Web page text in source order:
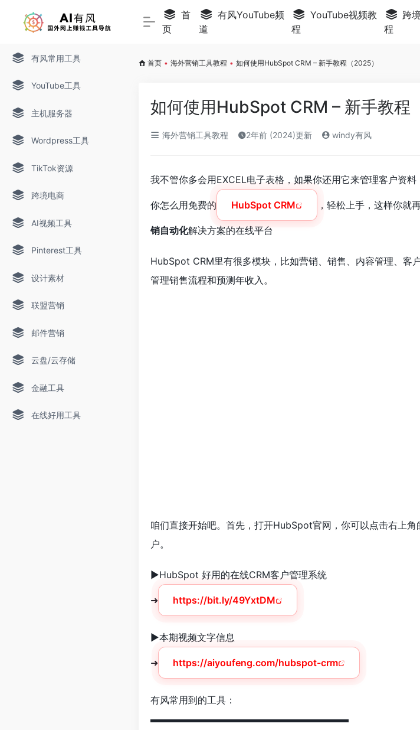
有风常用工具
YouTube工具
主机服务器
Wordpress工具
TikTok资源
跨境电商
AI视频工具
Pinterest工具
设计素材
联盟营销
邮件营销
云盘/云存储
金融工具
在线好用工具
首
页
有风YouTube频
道
YouTube视频教
程
跨
程
首页 • 海外营销工具教程 • 如何使用HubSpot CRM – 新手教程（2025）
如何使用HubSpot CRM – 新手教程
海外营销工具教程 2年前 (2024)更新 windy有风
我不管你多会用EXCEL电子表格，如果你还用它来管理客户资
你怎么用免费的 HubSpot CRM ，轻松上手，这样你就
销自动化解决方案的在线平台
HubSpot CRM里有很多模块，比如营销、销售、内容管理、客
管理销售流程和预测年收入。
咱们直接开始吧。首先，打开HubSpot官网，你可以点击右上
户。
►HubSpot 好用的在线CRM客户管理系统
➜ https://bit.ly/49YxtDM
►本期视频文字信息
➜ https://aiyoufeng.com/hubspot-crm
有风常用到的工具：
▬▬▬▬▬▬▬▬▬▬▬▬▬▬▬▬▬▬▬▬▬